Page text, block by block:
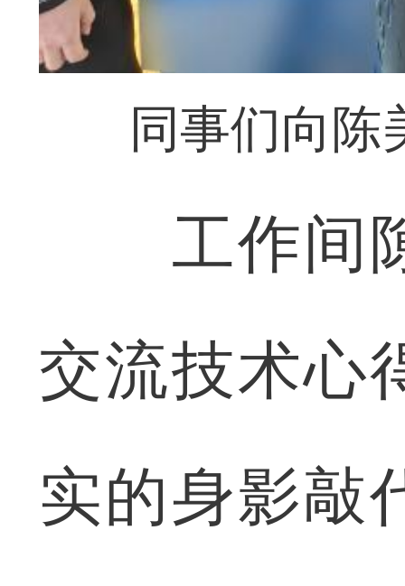
同事们向陈
工作间隙
交流技术心
实的身影敲